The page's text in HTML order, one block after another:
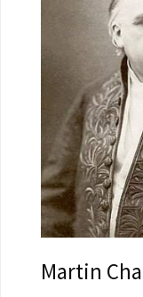
Martin